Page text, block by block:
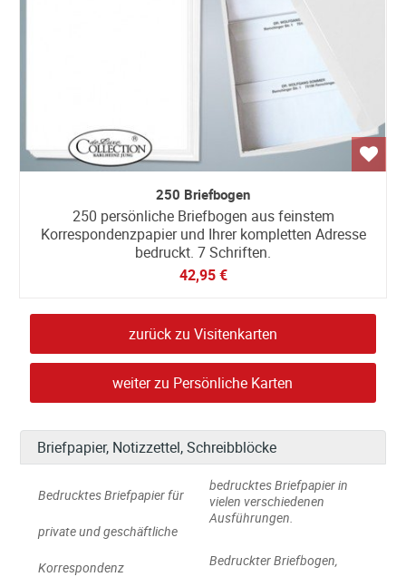
250 Briefbogen
250 persönliche Briefbogen aus feinstem
Korrespondenzpapier und Ihrer kompletten Adresse
bedruckt. 7 Schriften.
42,95 €
zurück zu Visitenkarten
weiter zu Persönliche Karten
Briefpapier, Notizzettel, Schreibblöcke
Bedrucktes Briefpapier für
private und geschäftliche
Korrespondenz
bedrucktes Briefpapier in
vielen verschiedenen
Ausführungen.
Bedruckter Briefbogen,